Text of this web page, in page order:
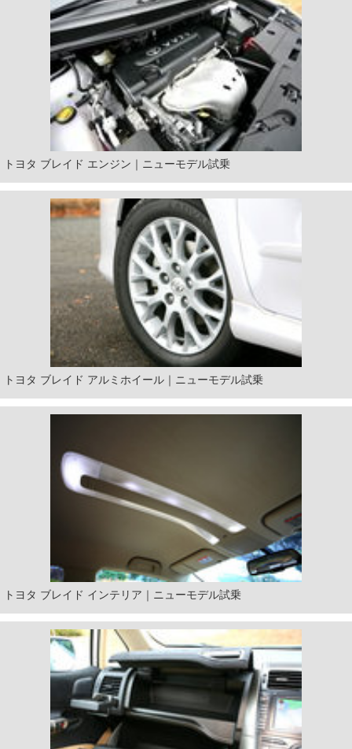
トヨタ ブレイド エンジン｜ニューモデル試乗
トヨタ ブレイド アルミホイール｜ニューモデル試乗
トヨタ ブレイド インテリア｜ニューモデル試乗